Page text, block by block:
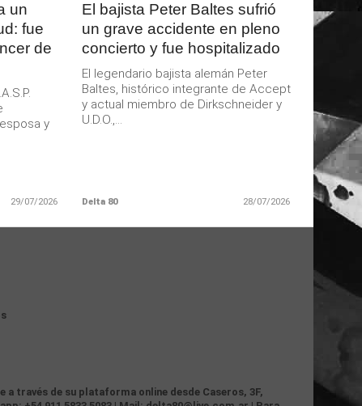
un
fue
de
y
29/07/2026
El bajista Peter Baltes sufrió
un grave accidente en pleno
concierto y fue hospitalizado
El legendario bajista alemán Peter
Baltes, histórico integrante de Accept
y actual miembro de Dirkschneider y
U.D.O.,...
Delta 80 28/07/2026
a través de su plataforma online desde Caseros, 3F,